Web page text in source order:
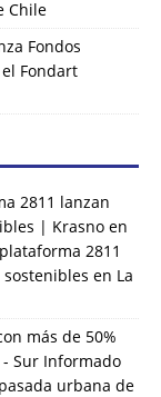
Chile
Fondos
Fondart
2811 lanzan
| Krasno en
2811
en La
más de 50%
Sur Informado
urbana de